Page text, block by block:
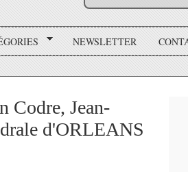
NEWSLETTER
Jean-
d'ORLEANS